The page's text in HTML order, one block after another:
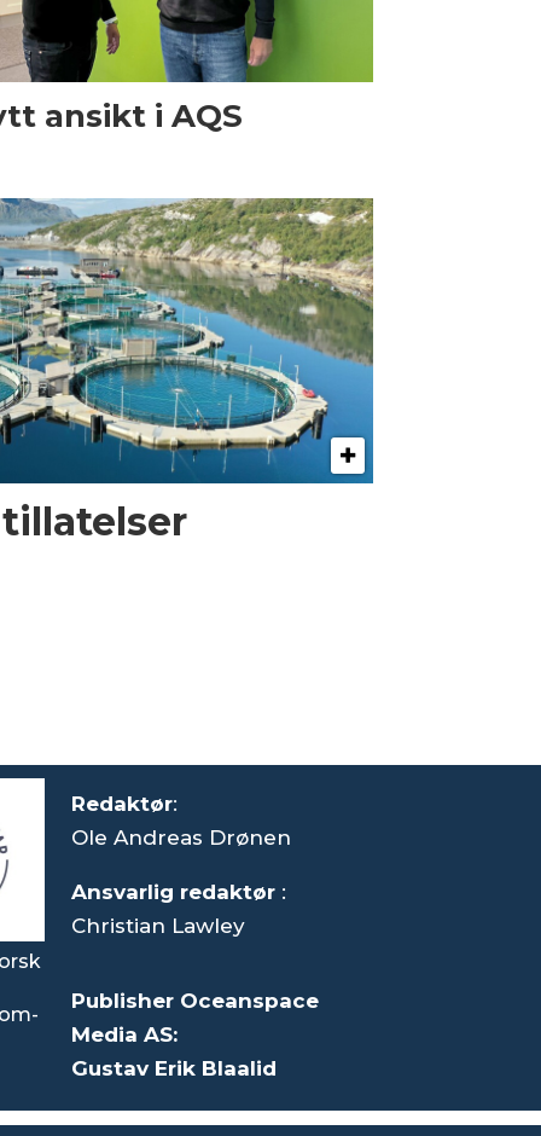
ansikt i AQS
Redaktør:
Ole Andreas Drønen
Ansvarlig redaktør :
Christian Lawley
Publisher Oceanspace
Media AS:
Gustav Erik Blaalid